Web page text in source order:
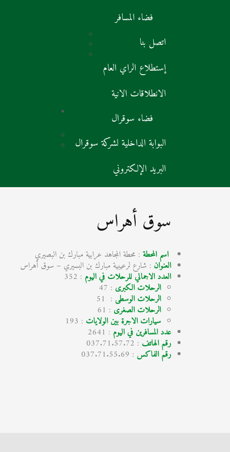
فضاء المسافر
اتصل بنا
إستطلاع الراي العام
الانطلاقات الانية
فضاء سوقرال
البوابة الداخلية لشركة سوقرال
البريد الإلكتروني
سوق أهراس
اسم المحطة : محطة المجاهد عرابية مبارك بن البصيري
العنوان : شارع لرعيبية مبارك بن البسيري – سوق أهراس
العدد الاجمالي للرحلات في اليوم : 352
الرحلات الكبرى : 47
الرحلات الوسطى : 51
الرحلات الصغرى : 61
سيارات الاجرة بين الولايات : 193
عدد المسافرين في اليوم : 2641
رقم الهاتف : 037.71.57.72
رقم الفاكس : 037.71.55.69